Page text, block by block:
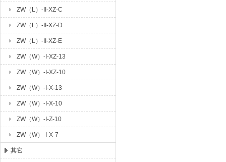
ZW（L）-II-XZ-C
ZW（L）-II-XZ-D
ZW（L）-II-XZ-E
ZW（W）-I-XZ-13
ZW（W）-I-XZ-10
ZW（W）-I-X-13
ZW（W）-I-X-10
ZW（W）-I-Z-10
ZW（W）-I-X-7
其它